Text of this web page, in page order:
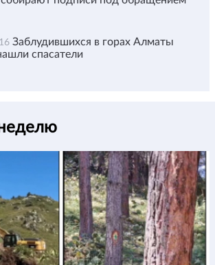
Заблудившихся в горах Алматы
спасатели